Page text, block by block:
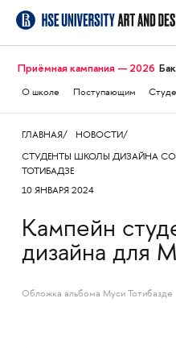
Приёмная кампания — 2026
О школе Поступающим
ГЛАВНАЯ НОВОСТИ
СТУДЕНТЫ ШКОЛЫ ДИЗАЙНА
ТОТИБАДЗЕ
10 ЯНВАРЯ 2024
Кампейн
дизайна для
Обложка альбома Муси Тотибазде